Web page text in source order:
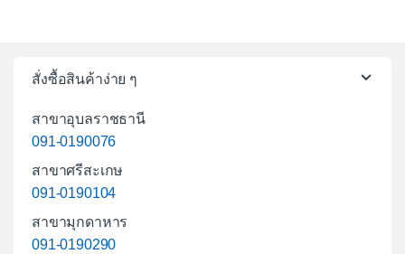
สั่งซื้อสินค้าง่าย ๆ
สาขาอุบลราชธานี
091-0190076
สาขาศรีสะเกษ
091-0190104
สาขามุกดาหาร
091-0190290